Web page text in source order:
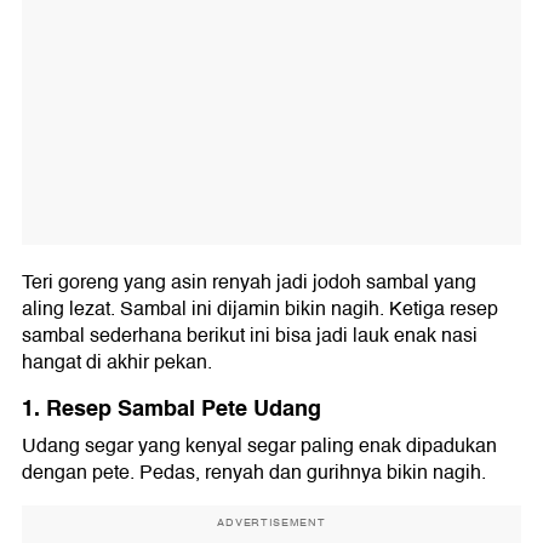
Teri goreng yang asin renyah jadi jodoh sambal yang
aling lezat. Sambal ini dijamin bikin nagih. Ketiga resep
sambal sederhana berikut ini bisa jadi lauk enak nasi
hangat di akhir pekan.
1. Resep Sambal Pete Udang
Udang segar yang kenyal segar paling enak dipadukan
dengan pete. Pedas, renyah dan gurihnya bikin nagih.
ADVERTISEMENT